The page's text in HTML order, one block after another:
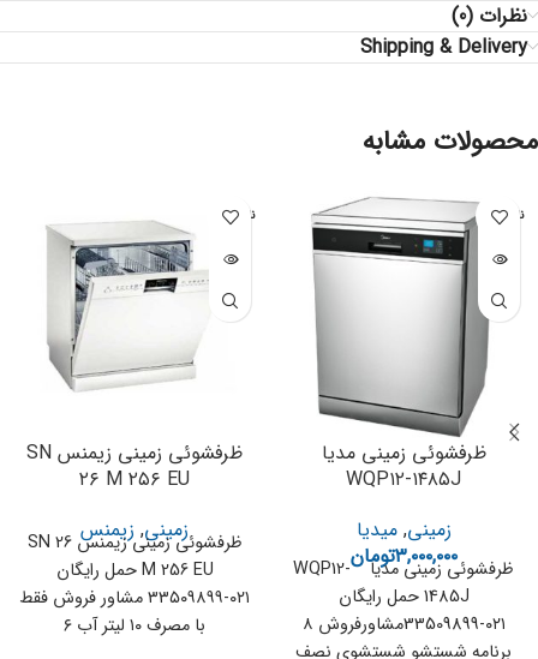
نظرات (0)
Shipping & Delivery
محصولات مشابه
ناموجود
ظرفشوئی زمینی مدیا
WQP۱۲-۱۴۸۵J
زمینی,میدیا
۳,۰۰۰,۰۰۰تومانظرفشوئی زمینی مدیا WQP12-
1485J حمل رایگان
۰۲۱-33509899مشاورفروش ۸
برنامه شستشو شستشوی نصف
ناموجود
ظرفشوئی زمینی زیمنس SN
۲۶ M ۲۵۶ EU
زمینی, زیمنس ظرفشوئی زمینی زیمنس SN 26
M 256 EU حمل رایگان
۰۲۱-۳۳۵۰۹۸۹۹ مشاور فروش فقط
با مصرف ۱۰ لیتر آب ۶